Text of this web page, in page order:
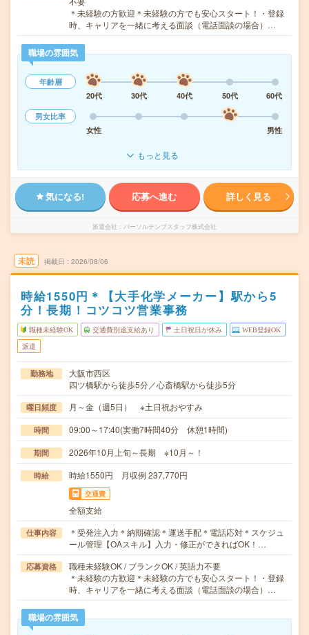
＊未経験の方歓迎＊未経験の方でも安心スタート！・登録
時、キャリアを一緒に考える面談（電話面談の場合）…
職場の雰囲気
年齢層
20代
30代 40代 50代
60代
男女比率
女性
男性
もっと見る
気になる! 応募へ進む 詳しく見る
派遣会社 パーソルテンプスタッフ株式会社
未読 掲載日 2026/08/06
時給1550円＊【大手化学メーカー】駅から5
分！長期！コツコツ営業事務
職種未経験OK 交通費別途支給あり 土日祝日が休み WEB登録OK
派遣
勤務地
大阪市西区
四ツ橋駅から徒歩5分／心斎橋駅から徒歩5分
曜日頻度 月～金（週5日） ※土日祝おやすみ
時間 09:00～17:40(実働7時間40分 休憩1時間)
期間 2026年10月上旬～長期 ※10月～！
時給 時給1550円 月収例 237,770円
交通費
全額支給
仕事内容
＊受発注入力＊納期確認＊運送手配＊電話応対＊スケジュ
ール管理【OAスキル】入力・修正ができればOK！…
応募資格
職種未経験OK / ブランクOK / 英語力不要
＊未経験の方歓迎＊未経験の方でも安心スタート！・登録
時、キャリアを一緒に考える面談（電話面談の場合）…
職場の雰囲気